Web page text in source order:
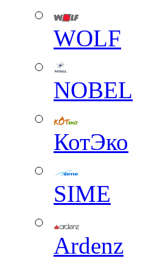
WOLF
NOBEL
КотЭко
SIME
Ardenz